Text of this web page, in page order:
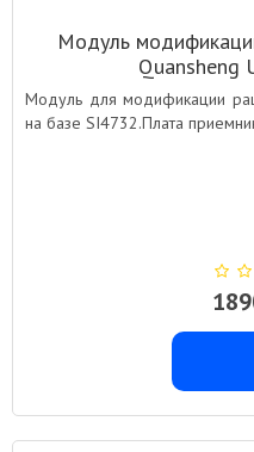
Модуль
Quansheng
Модуль для модификации
на базе SI4732.Плата